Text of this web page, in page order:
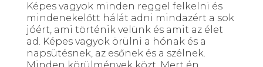
Képes vagyok minden reggel felkelni és
mindenekelőtt hálát adni mindazért a sok
jóért, ami történik velünk és amit az élet
ad. Képes vagyok örülni a hónak és a
napsütésnek, az esőnek és a szélnek.